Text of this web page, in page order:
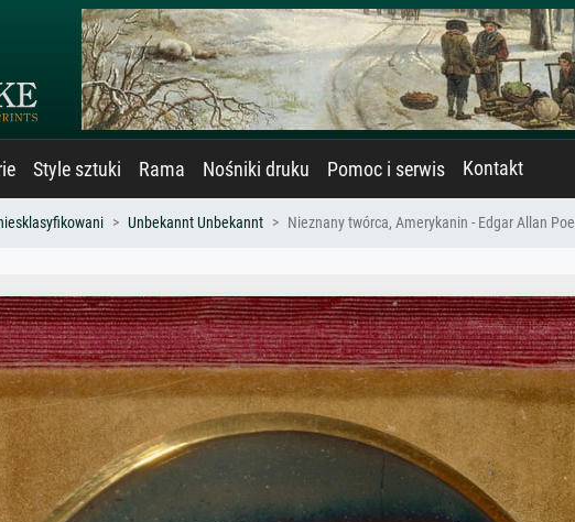
Style sztuki Rama Nośniki druku Pomoc i serwis Kontakt
Unbekannt Unbekannt Nieznany twórca, Amerykanin - Edgar Allan Poe